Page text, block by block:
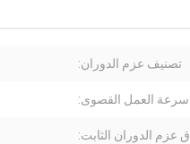
تصنيف عزم الدوران:
سرعة العمل القصوى:
عزم الدوران الثابت: